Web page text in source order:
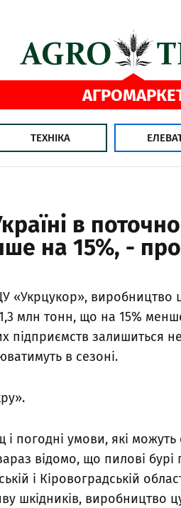
ТЕХНІКА
в
на 15%, -
«Укрцукор», виробництво
млн тонн, що на 15%
підприємств залишиться
в сезоні.
погодні умови, які можуть
відомо, що пилові
і Кіровоградській
шкідників, виробництво